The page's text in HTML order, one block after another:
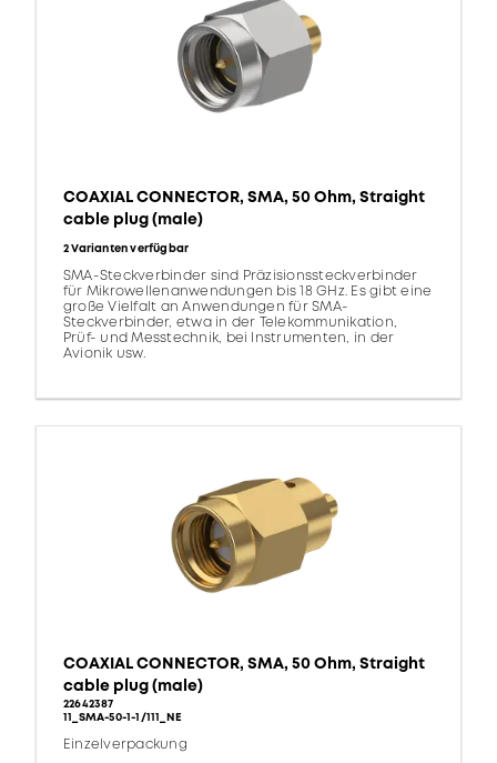
COAXIAL CONNECTOR, SMA, 50 Ohm, Straight
cable plug (male)
2 Varianten verfügbar
SMA-Steckverbinder sind Präzisionssteckverbinder
für Mikrowellenanwendungen bis 18 GHz. Es gibt eine
große Vielfalt an Anwendungen für SMA-
Steckverbinder, etwa in der Telekommunikation,
Prüf- und Messtechnik, bei Instrumenten, in der
Avionik usw.
COAXIAL CONNECTOR, SMA, 50 Ohm, Straight
cable plug (male)
22642387
11_SMA-50-1-1/111_NE
Einzelverpackung